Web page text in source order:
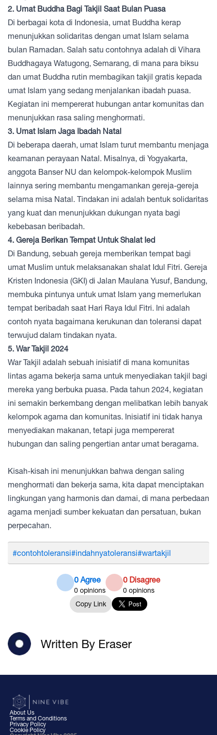
2. Umat Buddha Bagi Takjil Saat Bulan Puasa
Di berbagai kota di Indonesia, umat Buddha kerap
menunjukkan solidaritas dengan umat Islam selama
bulan Ramadan. Salah satu contohnya adalah di Vihara
Buddhagaya Watugong, Semarang, di mana para biksu
dan umat Buddha rutin membagikan takjil gratis kepada
umat Islam yang sedang menjalankan ibadah puasa.
Kegiatan ini mempererat hubungan antar komunitas dan
menunjukkan rasa saling menghormati.
3. Umat Islam Jaga Ibadah Natal
Di beberapa daerah, umat Islam turut membantu menjaga
keamanan perayaan Natal. Misalnya, di Yogyakarta,
anggota Banser NU dan kelompok-kelompok Muslim
lainnya sering membantu mengamankan gereja-gereja
selama misa Natal. Tindakan ini adalah bentuk solidaritas
yang kuat dan menunjukkan dukungan nyata bagi
kebebasan beribadah.
4. Gereja Berikan Tempat Untuk Shalat Ied
Di Bandung, sebuah gereja memberikan tempat bagi
umat Muslim untuk melaksanakan shalat Idul Fitri. Gereja
Kristen Indonesia (GKI) di Jalan Maulana Yusuf, Bandung,
membuka pintunya untuk umat Islam yang memerlukan
tempat beribadah saat Hari Raya Idul Fitri. Ini adalah
contoh nyata bagaimana kerukunan dan toleransi dapat
terwujud dalam tindakan nyata.
5. War Takjil 2024
War Takjil adalah sebuah inisiatif di mana komunitas
lintas agama bekerja sama untuk menyediakan takjil bagi
mereka yang berbuka puasa. Pada tahun 2024, kegiatan
ini semakin berkembang dengan melibatkan lebih banyak
kelompok agama dan komunitas. Inisiatif ini tidak hanya
menyediakan makanan, tetapi juga mempererat
hubungan dan saling pengertian antar umat beragama.
Kisah-kisah ini menunjukkan bahwa dengan saling
menghormati dan bekerja sama, kita dapat menciptakan
lingkungan yang harmonis dan damai, di mana perbedaan
agama menjadi sumber kekuatan dan persatuan, bukan
perpecahan.
#contohtoleransi#indahnyatoleransi#wartakjil
0 Agree
0 opinions
0 Disagree
0 opinions
Copy Link
Written By Eraser
About Us
Terms and Conditions
Privacy Policy
Cookie Policy